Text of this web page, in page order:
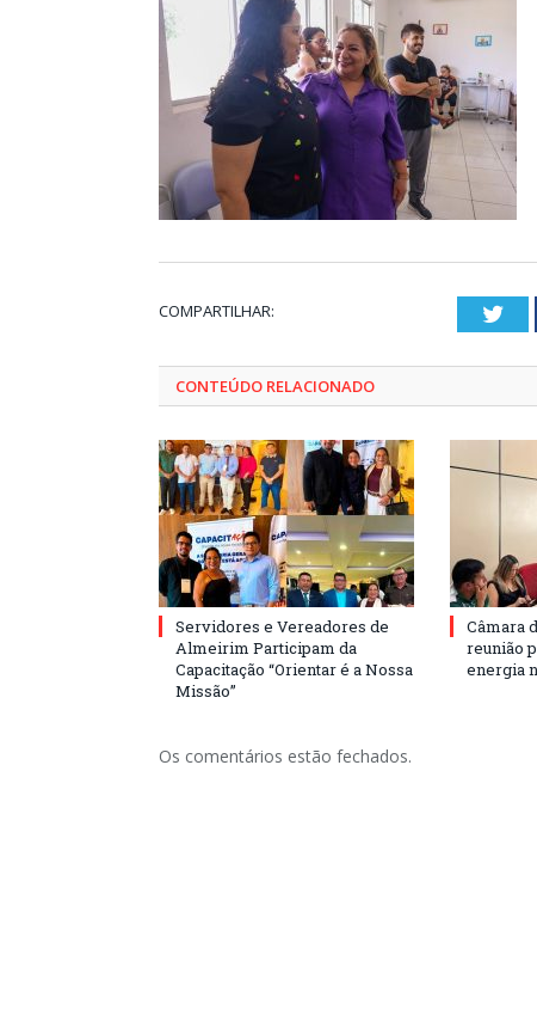
COMPARTILHAR:
CONTEÚDO RELACIONADO
Servidores e Vereadores de
Almeirim Participam da
Capacitação “Orientar é a Nossa
Missão”
Câmara
reunião
energia
Os comentários estão fechados.